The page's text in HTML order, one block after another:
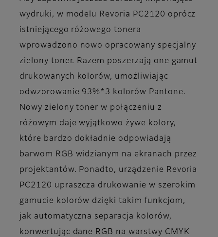
wydruki, w modelu Revoria PC2120 oprócz
istniejącego różowego tonera
wprowadzono nowo opracowany specjalny
zielony toner. Razem poszerzają one gamut
drukowanych kolorów, umożliwiając
odwzorowanie 93%*3 kolorów Pantone.
Nowy zielony toner w połączeniu z
różowym daje wyjątkowo żywe kolory,
które bardzo dokładnie odpowiadają
barwom RGB widzianym na ekranach przez
projektantów. Ponadto, urządzenie Revoria
PC2120 upraszcza drukowanie w szerokim
gamucie kolorów dzięki takim funkcjom,
jak automatyczna separacja kolorów,
konwertując dane RGB na warstwy CMYK